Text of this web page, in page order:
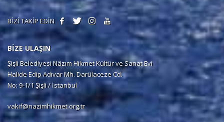
BİZİ TAKİP EDİN
BİZE ULAŞIN
Şişli Belediyesi Nâzım Hikmet Kültür ve Sanat Evi
Halide Edip Adıvar Mh. Darülaceze Cd.
No: 9-1/1 Şişli / İstanbul
vakif@nazimhikmet.org.tr